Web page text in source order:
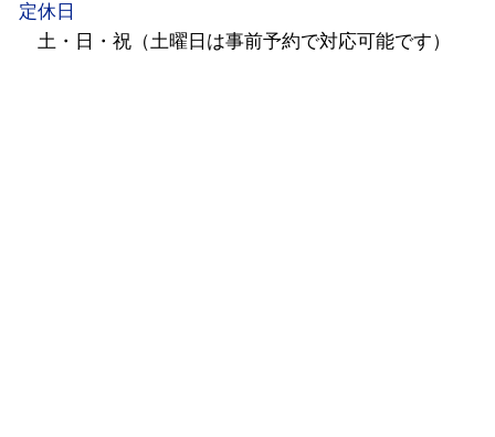
定休日
土・日・祝（土曜日は事前予約で対応可能です）